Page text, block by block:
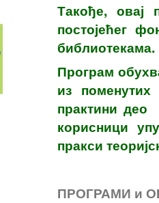
Такође, овај
постојећег
библиотекама.
Програм
из
практини део
корисници
пракси
ПРОГРАМИ и